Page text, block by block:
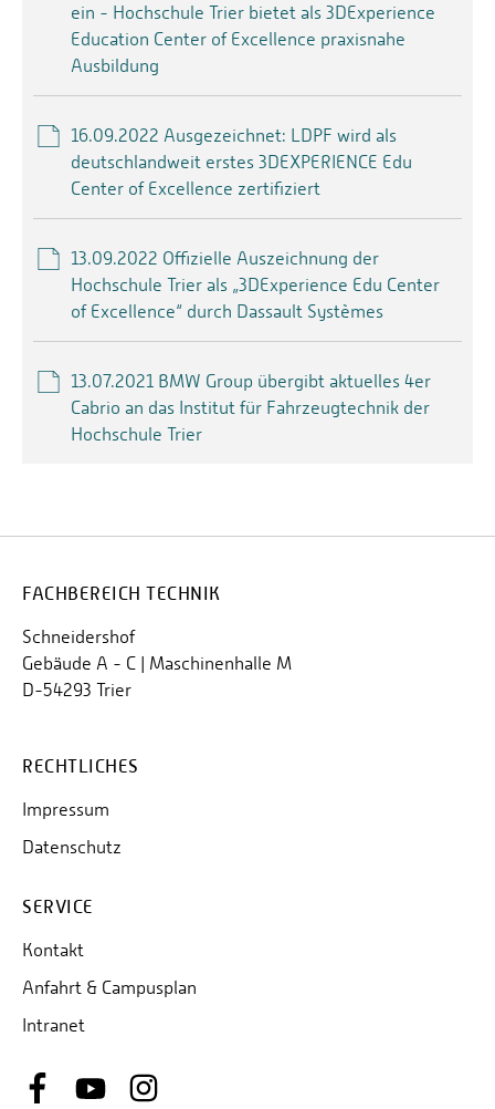
ein - Hochschule Trier bietet als 3DExperience
Education Center of Excellence praxisnahe
Ausbildung
16.09.2022 Ausgezeichnet: LDPF wird als
deutschlandweit erstes 3DEXPERIENCE Edu
Center of Excellence zertifiziert
13.09.2022 Offizielle Auszeichnung der
Hochschule Trier als „3DExperience Edu Center
of Excellence“ durch Dassault Systèmes
13.07.2021 BMW Group übergibt aktuelles 4er
Cabrio an das Institut für Fahrzeugtechnik der
Hochschule Trier
FACHBEREICH TECHNIK
Schneidershof
Gebäude A - C | Maschinenhalle M
D-54293 Trier
RECHTLICHES
Impressum
Datenschutz
SERVICE
Kontakt
Anfahrt & Campusplan
Intranet